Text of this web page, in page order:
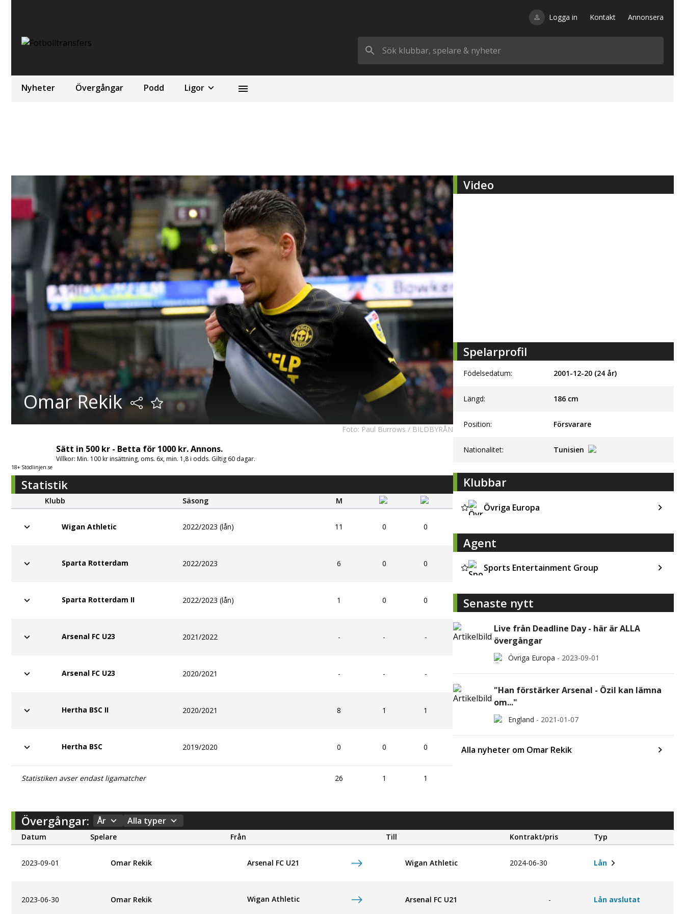
Logga in Kontakt Annonsera
Nyheter Övergångar Podd Ligor
Omar Rekik
Foto: Paul Burrows / BILDBYRÅN
18+ Stödlinjen.se
Sätt in 500 kr - Betta för 1000 kr. Annons.
Villkor: Min. 100 kr insättning, oms. 6x, min. 1,8 i odds. Giltig 60 dagar.
Statistik
Klubb Säsong M
Wigan Athletic 2022/2023 (lån) 11 0 0
Sparta Rotterdam 2022/2023 6 0 0
Sparta Rotterdam II 2022/2023 (lån) 1 0 0
Arsenal FC U23 2021/2022 - - -
Arsenal FC U23 2020/2021 - - -
Hertha BSC II 2020/2021 8 1 1
Hertha BSC 2019/2020 0 0 0
Statistiken avser endast ligamatcher 26 1 1
Video
Spelarprofil
Födelsedatum: 2001-12-20 (24 år)
Längd: 186cm
Position: Försvarare
Nationalitet: Tunisien
Klubbar
Övriga Europa
Agent
Sports Entertainment Group
Senaste nytt
Live från Deadline Day - här är ALLA
övergångar
Övriga Europa - 2023-09-01
"Han förstärker Arsenal - Özil kan lämna
om..."
England - 2021-01-07
Alla nyheter om Omar Rekik
Övergångar: År Alla typer
Datum Spelare Från Till Kontrakt/pris Typ
2023-09-01 Omar Rekik Arsenal FC U21 Wigan Athletic 2024-06-30 Lån
2023-06-30 Omar Rekik Wigan Athletic Arsenal FC U21 - Lån avslutat